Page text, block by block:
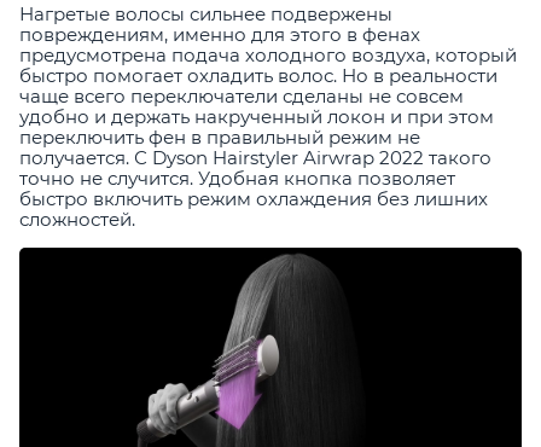
Нагретые волосы сильнее подвержены
повреждениям, именно для этого в фенах
предусмотрена подача холодного воздуха, который
быстро помогает охладить волос. Но в реальности
чаще всего переключатели сделаны не совсем
удобно и держать накрученный локон и при этом
переключить фен в правильный режим не
получается. С Dyson Hairstyler Airwrap 2022 такого
точно не случится. Удобная кнопка позволяет
быстро включить режим охлаждения без лишних
сложностей.